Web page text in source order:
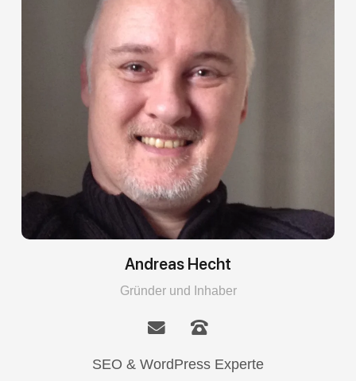
Andreas Hecht
Gründer und Inhaber
SEO & WordPress Experte